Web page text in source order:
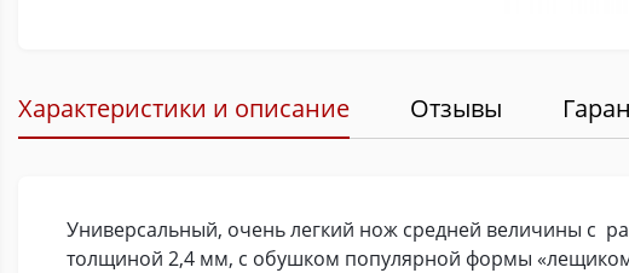
Характеристики и описание Отзывы
Универсальный, очень легкий нож средней величины с
толщиной 2,4 мм, с обушком популярной формы